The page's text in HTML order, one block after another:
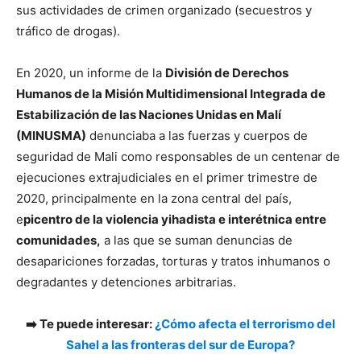
sus actividades de crimen organizado (secuestros y
tráfico de drogas).
En 2020, un informe de la División de Derechos
Humanos de la Misión Multidimensional Integrada de
Estabilización de las Naciones Unidas en Malí
(MINUSMA) denunciaba a las fuerzas y cuerpos de
seguridad de Mali como responsables de un centenar de
ejecuciones extrajudiciales en el primer trimestre de
2020, principalmente en la zona central del país,
epicentro de la violencia yihadista e interétnica entre
comunidades, a las que se suman denuncias de
desapariciones forzadas, torturas y tratos inhumanos o
degradantes y detenciones arbitrarias.
➡️ Te puede interesar: ¿Cómo afecta el terrorismo del
Sahel a las fronteras del sur de Europa?